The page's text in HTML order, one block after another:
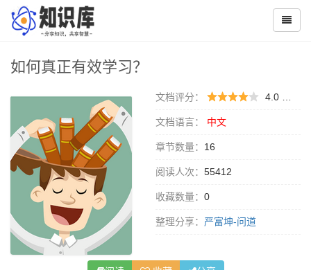
如何真正有效学习？
文档评分： 4.0 （
文档语言： 中文
章节数量： 16
阅读人次： 55412
收藏数量： 0
整理分享： 严富坤-问道